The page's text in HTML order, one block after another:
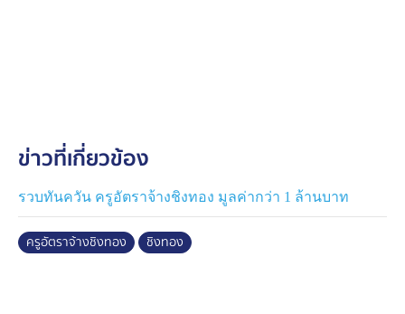
ข่าวที่เกี่ยวข้อง
รวบทันควัน ครูอัตราจ้างชิงทอง มูลค่ากว่า 1 ล้านบาท
ครูอัตราจ้างชิงทอง ชิงทอง